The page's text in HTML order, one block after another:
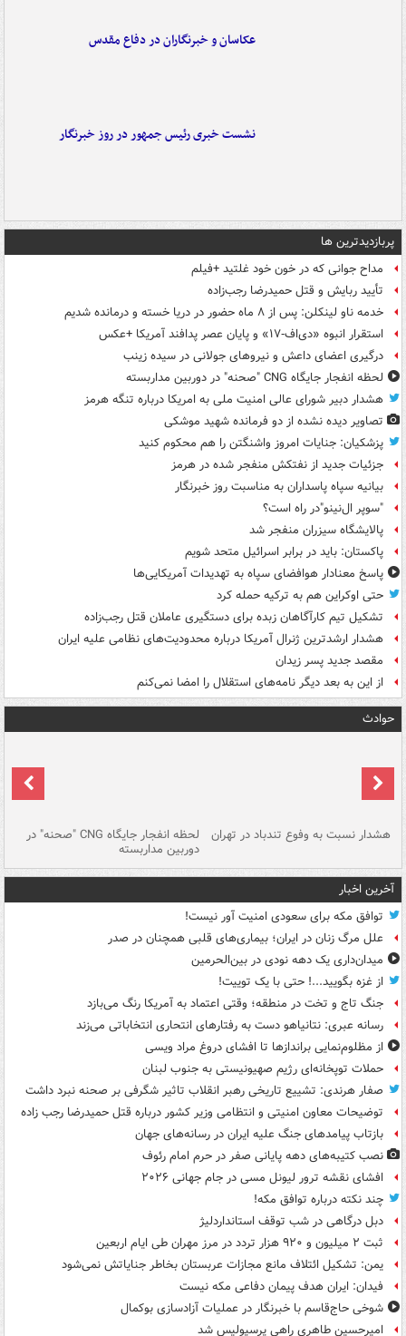
عکاسان و خبرنگاران در دفاع مقدس
نشست خبری رئیس جمهور در روز خبرنگار
پربازدیدترین ها
مداح جوانی که در خون خود غلتید +فیلم
تأیید ربایش و قتل حمیدرضا رجب‌زاده
خدمه ناو لینکلن: پس از ۸ ماه حضور در دریا خسته و درمانده‌ شدیم
استقرار انبوه «دی‌اف‑۱۷» و پایان عصر پدافند آمریکا +عکس
درگیری اعضای داعش و نیروهای جولانی در سیده زینب
لحظه انفجار جایگاه CNG "صحنه" در دوربین مداربسته
هشدار دبیر شورای عالی امنیت ملی به امریکا درباره تنگه هرمز
تصاویر دیده‌ نشده از دو فرمانده شهید موشکی
پزشکیان: جنایات امروز واشنگتن را هم محکوم کنید
جزئیات جدید از نفتکش منفجر شده در هرمز
بیانیه سپاه پاسداران به مناسبت روز خبرنگار
"سوپر ال‌نینو"در راه است؟
پالایشگاه سیزران منفجر شد
پاکستان: باید در برابر اسرائیل متحد شویم
پاسخ معنادار هوافضای سپاه به تهدیدات آمریکایی‌ها
حتی اوکراین هم به ترکیه حمله کرد
تشکیل تیم کارآگاهان زبده برای دستگیری عاملان قتل رجب‌زاده
هشدار ارشدترین ژنرال آمریکا درباره محدودیت‌های نظامی علیه ایران
مقصد جدید پسر زیدان
از این به بعد دیگر نامه‌های استقلال را امضا نمی‌کنم
حوادث
هشدار نسبت به وفوع تندباد در تهران لحظه انفجار جایگاه CNG "صحنه" در
دوربین مداربسته
آخرین اخبار
توافق مکه برای سعودی امنیت آور نیست!
علل مرگ زنان در ایران؛ بیماری‌های قلبی همچنان در صدر
میدان‌داری یک دهه نودی در بین‌الحرمین
از غزه بگویید...! حتی با یک توییت!
جنگ تاج و تخت در منطقه؛ وقتی اعتماد به آمریکا رنگ می‌بازد
رسانه عبری: نتانیاهو دست به رفتارهای انتحاری انتخاباتی می‌زند
از مظلوم‌نمایی براندازها تا افشای دروغ مراد ویسی
حملات توپخانه‌ای رژیم صهیونیستی به جنوب لبنان
صفار هرندی: تشییع تاریخی رهبر انقلاب تاثیر شگرفی بر صحنه نبرد داشت
توضیحات معاون امنیتی و انتظامی وزیر کشور درباره قتل حمیدرضا رجب زاده
بازتاب پیامدهای جنگ علیه ایران در رسانه‌های جهان
نصب کتیبه‌های دهه پایانی صفر در حرم امام رئوف
افشای نقشه ترور لیونل مسی در جام جهانی ۲۰۲۶
چند نکته درباره توافق مکه!
دبل درگاهی در شب توقف استانداردلیژ
ثبت ۲ میلیون و ۹۲۰ هزار تردد در مرز مهران طی ایام اربعین
یمن: تشکیل ائتلاف مانع مجازات عربستان بخاطر جنایاتش نمی‌شود
فیدان: ایران هدف پیمان دفاعی مکه نیست
شوخی حاج‌قاسم با خبرنگار در عملیات آزادسازی بوکمال
امیرحسین طاهری راهی پرسپولیس شد